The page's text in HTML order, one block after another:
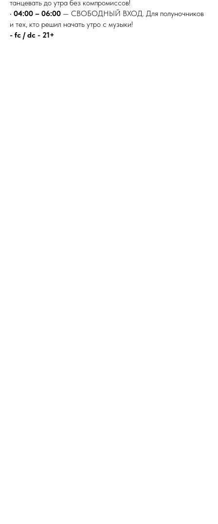
танцевать до утра без компромиссов!
• 04:00 – 06:00 — СВОБОДНЫЙ ВХОД. Для полуночников
и тех, кто решил начать утро с музыки!
- fc / dc - 21+